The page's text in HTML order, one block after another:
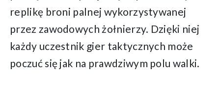
replikę broni palnej wykorzystywanej
przez zawodowych żołnierzy. Dzięki niej
każdy uczestnik gier taktycznych może
poczuć się jak na prawdziwym polu walki.